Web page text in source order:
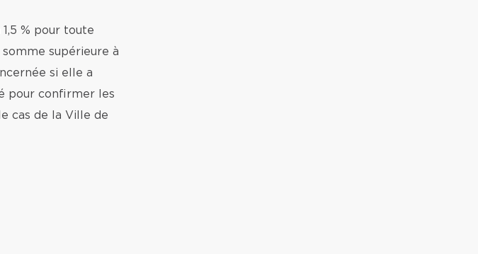
% pour toute
supérieure à
si elle a
pour confirmer les
cas de la Ville de